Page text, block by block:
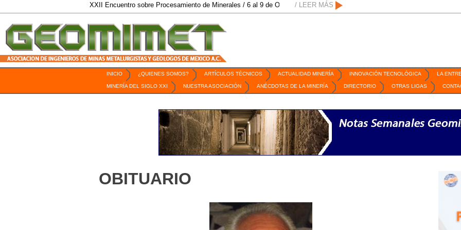
XXII Encuentro sobre Procesamiento de Minerales / 6 al 9 de Octubre de 2026 / San Luis Potosí, SLP / Mexico Mining Forum /
/ LEER MÁS
INICIO ¿QUIENES SOMOS? ARTÍCULOS TÉCNICOS ACTUALIDAD MINERÍA INNOVACIÓN TECNOLÓGICA LA
MINERÍA DEL SIGLO XXI NUESTRA ASOCIACIÓN ANÉCDOTAS DE LA MINERÍA DIRECTORIO OTRAS LIGAS
OBITUARIO